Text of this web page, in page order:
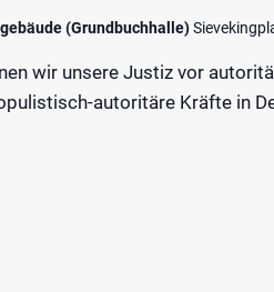
(Grundbuchhalle)
wir unsere Justiz vor
autoritäre Kräfte in